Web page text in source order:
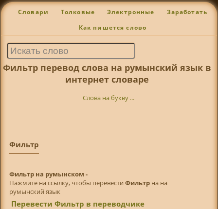
Словари Толковые Электронные Заработать
Как пишется слово
Фильтр перевод слова на румынский язык в
интернет словаре
Слова на букву ...
Фильтр
Фильтр на румынском -
Нажмите на ссылку, чтобы перевести Фильтрна на
румынский язык
Перевести Фильтр в переводчике